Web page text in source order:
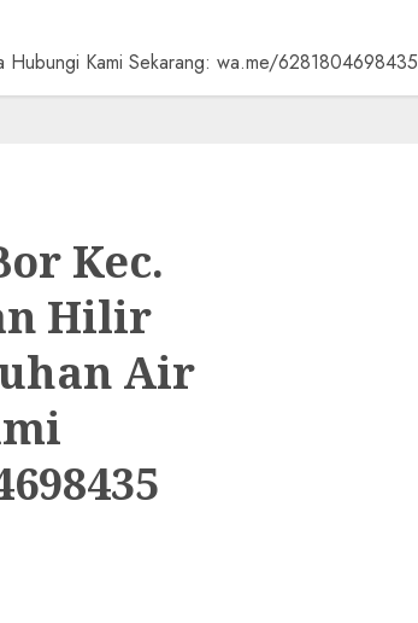
Hubungi Kami Sekarang: wa.me/6281804698435
Kec.
Hilir
Air